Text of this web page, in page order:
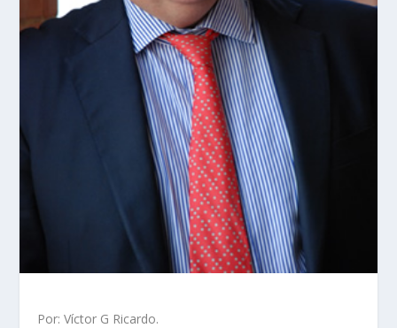
Por: Víctor G Ricardo.